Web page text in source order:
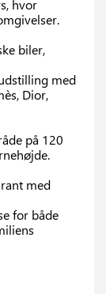
hvor
biler,
med
Dior,
på 120
med
for både